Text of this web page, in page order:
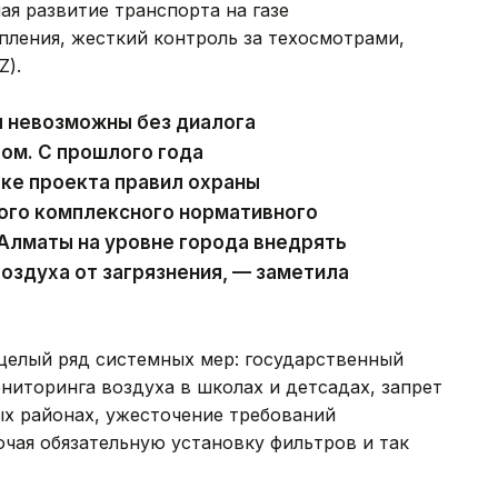
развитие транспорта на газе
жесткий контроль за техосмотрами,
без диалога
С прошлого года
проекта правил охраны
комплексного нормативного
на уровне города внедрять
от загрязнения, — заметила
ряд системных мер: государственный
воздуха в школах и детсадах, запрет
районах, ужесточение требований
обязательную установку фильтров и так